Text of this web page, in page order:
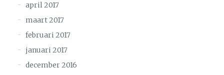
april 2017
maart 2017
februari 2017
januari 2017
december 2016